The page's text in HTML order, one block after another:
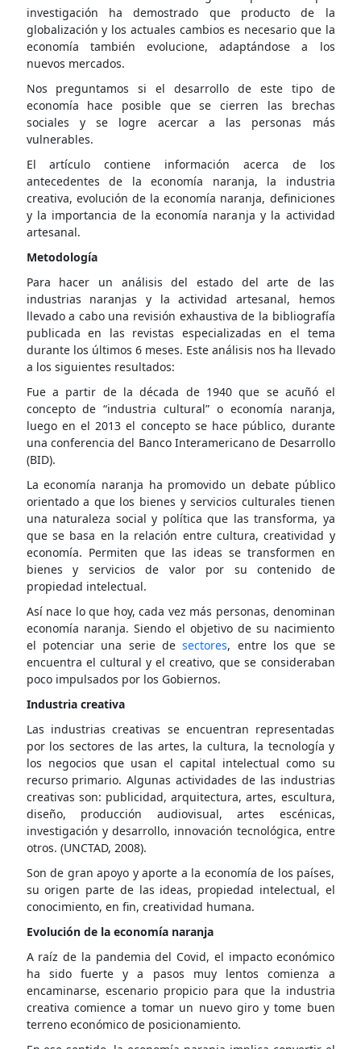
investigación ha demostrado que producto de la
globalización y los actuales cambios es necesario que la
economía también evolucione, adaptándose a los
nuevos mercados.
Nos preguntamos si el desarrollo de este tipo de
economía hace posible que se cierren las brechas
sociales y se logre acercar a las personas más
vulnerables.
El artículo contiene información acerca de los
antecedentes de la economía naranja, la industria
creativa, evolución de la economía naranja, definiciones
y la importancia de la economía naranja y la actividad
artesanal.
Metodología
Para hacer un análisis del estado del arte de las
industrias naranjas y la actividad artesanal, hemos
llevado a cabo una revisión exhaustiva de la bibliografía
publicada en las revistas especializadas en el tema
durante los últimos 6 meses. Este análisis nos ha llevado
a los siguientes resultados:
Fue a partir de la década de 1940 que se acuñó el
concepto de “industria cultural” o economía naranja,
luego en el 2013 el concepto se hace público, durante
una conferencia del Banco Interamericano de Desarrollo
(BID).
La economía naranja ha promovido un debate público
orientado a que los bienes y servicios culturales tienen
una naturaleza social y política que las transforma, ya
que se basa en la relación entre cultura, creatividad y
economía. Permiten que las ideas se transformen en
bienes y servicios de valor por su contenido de
propiedad intelectual.
Así nace lo que hoy, cada vez más personas, denominan
economía naranja. Siendo el objetivo de su nacimiento
el potenciar una serie desectores, entre los que se
encuentra el cultural y el creativo, que se consideraban
poco impulsados por los Gobiernos.
Industria creativa
Las industrias creativas se encuentran representadas
por los sectores de las artes, la cultura, la tecnología y
los negocios que usan el capital intelectual como su
recurso primario. Algunas actividades de las industrias
creativas son: publicidad, arquitectura, artes, escultura,
diseño, producción audiovisual, artes escénicas,
investigación y desarrollo, innovación tecnológica, entre
otros. (UNCTAD, 2008).
Son de gran apoyo y aporte a la economía de los países,
su origen parte de las ideas, propiedad intelectual, el
conocimiento, en fin, creatividad humana.
Evolución de la economía naranja
A raíz de la pandemia del Covid, el impacto económico
ha sido fuerte y a pasos muy lentos comienza a
encaminarse, escenario propicio para que la industria
creativa comience a tomar un nuevo giro y tome buen
terreno económico de posicionamiento.